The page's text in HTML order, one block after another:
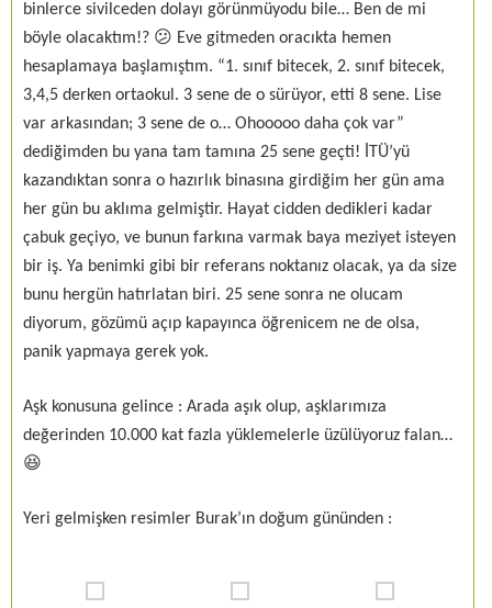
binlerce sivilceden dolayı görünmüyodu bile… Ben de mi
böyle olacaktım!? 😕 Eve gitmeden oracıkta hemen
hesaplamaya başlamıştım. “1. sınıf bitecek, 2. sınıf bitecek,
3,4,5 derken ortaokul. 3 sene de o sürüyor, etti 8 sene. Lise
var arkasından; 3 sene de o… Ohooooo daha çok var”
dediğimden bu yana tam tamına 25 sene geçti! İTÜ’yü
kazandıktan sonra o hazırlık binasına girdiğim her gün ama
her gün bu aklıma gelmiştir. Hayat cidden dedikleri kadar
çabuk geçiyo, ve bunun farkına varmak baya meziyet isteyen
bir iş. Ya benimki gibi bir referans noktanız olacak, ya da size
bunu hergün hatırlatan biri. 25 sene sonra ne olucam
diyorum, gözümü açıp kapayınca öğrenicem ne de olsa,
panik yapmaya gerek yok.
Aşk konusuna gelince : Arada aşık olup, aşklarımıza
değerinden 10.000 kat fazla yüklemelerle üzülüyoruz falan…
😆
Yeri gelmişken resimler Burak’ın doğum gününden :